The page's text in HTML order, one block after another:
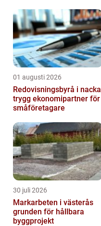
01 augusti 2026
Redovisningsbyrå i nacka
trygg ekonomipartner för
småföretagare
30 juli 2026
Markarbeten i västerås
grunden för hållbara
byggprojekt